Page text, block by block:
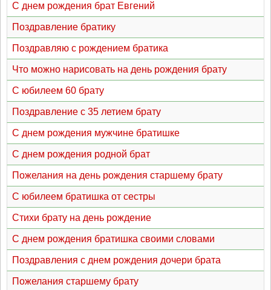
С днем рождения брат Евгений
Поздравление братику
Поздравляю с рождением братика
Что можно нарисовать на день рождения брату
С юбилеем 60 брату
Поздравление с 35 летием брату
С днем рождения мужчине братишке
С днем рождения родной брат
Пожелания на день рождения старшему брату
С юбилеем братишка от сестры
Стихи брату на день рождение
С днем рождения братишка своими словами
Поздравления с днем рождения дочери брата
Пожелания старшему брату